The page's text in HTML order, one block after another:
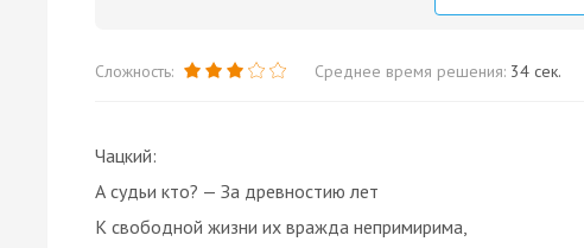
Сложность: Среднее время решения: 34 сек.
Чацкий:
А судьи кто? — За древностию лет
К свободной жизни их вражда непримирима,